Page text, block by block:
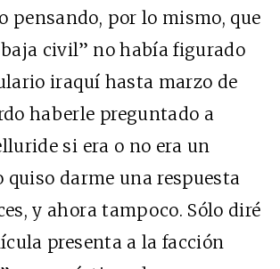
pensando, por lo mismo, que
civil” no había figurado
iraquí hasta marzo de
haberle preguntado a
si era o no era un
quiso darme una respuesta
y ahora tampoco. Sólo diré
presenta a la facción